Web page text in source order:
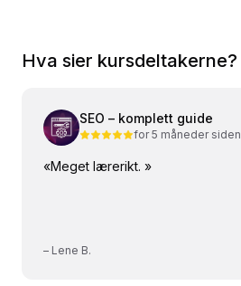
Hva sier kursdeltakerne?
SEO – komplett guide
for 5 måneder siden
«Meget lærerikt. »
– Lene B.